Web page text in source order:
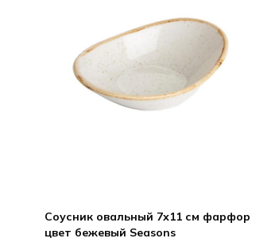
Соусник овальный 7х11 см фарфор
цвет бежевый Seasons